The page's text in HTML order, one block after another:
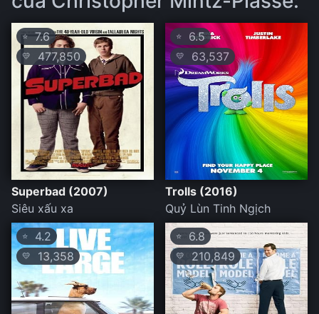
⭐7.6
💛 477,850
Superbad (2007)
Siêu xấu xa
⭐ 6.5
💛 63,537
Trolls (2016)
Quỷ Lùn Tinh Ngịch
⭐ 4.2
💛 13,358
⭐ 6.8
💛 210,849